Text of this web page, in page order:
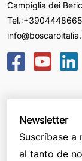
Campiglia dei
Tel.:
Newsletter
Suscríbase a
al tanto de